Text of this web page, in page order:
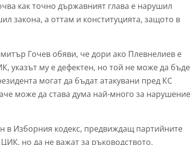
как точно държавният глава е нарушил
закона, а оттам и конституцията, защото в
Гочев обяви, че дори ако Плевнелиев е
указът му е дефектен, но той не може да бъде
могат да бъдат атакувани пред КС
може да става дума най-много за нарушение
в Изборния кодекс, предвиждащ партийните
но да не важат за ръководството.